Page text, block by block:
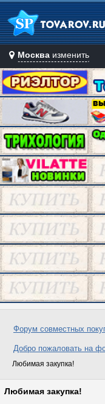
Москва изменить
Форум совместных
Добро пожаловать на
Любимая закупка!
Любимая закупка!